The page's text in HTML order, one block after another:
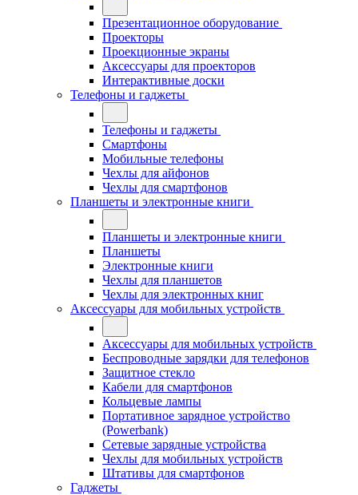
Презентационное оборудование
Проекторы
Проекционные экраны
Аксессуары для проекторов
Интерактивные доски
Телефоны и гаджеты
Телефоны и гаджеты
Смартфоны
Мобильные телефоны
Чехлы для айфонов
Чехлы для смартфонов
Планшеты и электронные книги
Планшеты и электронные книги
Планшеты
Электронные книги
Чехлы для планшетов
Чехлы для электронных книг
Аксессуары для мобильных устройств
Аксессуары для мобильных устройств
Беспроводные зарядки для телефонов
Защитное стекло
Кабели для смартфонов
Кольцевые лампы
Портативное зарядное устройство
(Powerbank)
Сетевые зарядные устройства
Чехлы для мобильных устройств
Штативы для смартфонов
Гаджеты